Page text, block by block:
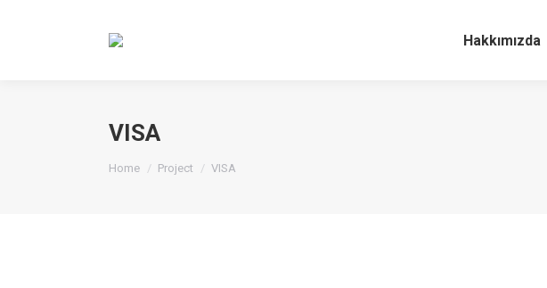
Hakkımızda
VISA
Home Project VISA